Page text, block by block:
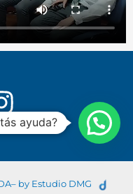
by Estudio DMG
ayuda?